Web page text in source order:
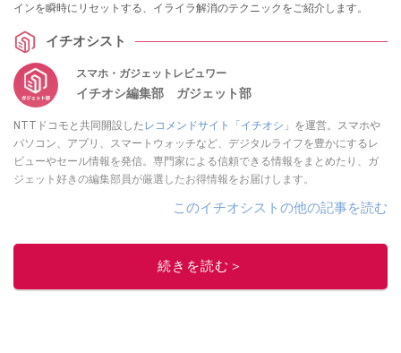
インを瞬時にリセットする、イライラ解消のテクニックをご紹介します。
イチオシスト
スマホ・ガジェットレビュワー
イチオシ編集部 ガジェット部
NTTドコモと共同開設したレコメンドサイト「イチオシ」 を運営。スマホや
パソコン、アプリ、スマートウォッチなど、デジタルライフを豊かにするレ
ビューやセール情報を発信。専門家による信頼できる情報をまとめたり、ガ
ジェット好きの編集部員が厳選したお得情報をお届けします。
このイチオシストの他の記事を読む
続きを読む＞